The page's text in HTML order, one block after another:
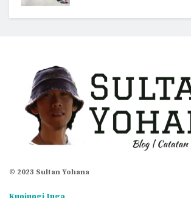
© 2023 Sultan Yohana